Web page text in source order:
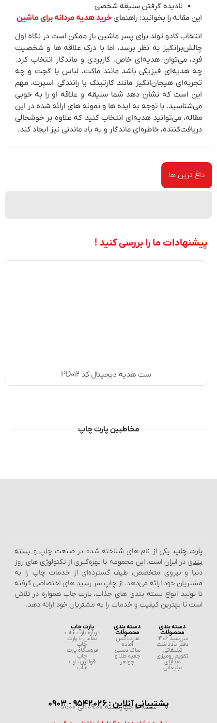
نادیده گرفتن سلیقه شخصی
این مقاله را بخوانید: راهنمای خرید هدیه مردانه برای ماشین
انتخاب کادو تولد برای پسر ماشین باز ممکن است در نگاه اول
چالش‌برانگیز به نظر برسد، اما با درک علاقه ها و شخصیت
فرد، می‌توان هدیه‌ای خاص، کاربردی و ماندگار انتخاب کرد.
چه هدیه‌ای فیزیکی باشد مانند ماکت، لباس یا گجت و چه
تجربه‌ای هیجان‌انگیز مانند کارتینگ یا رانندگی اسپرت، مهم
این است که نشان دهد شما سلیقه و علاقه او را به خوبی
می‌شناسید. با توجه به ایده ها و نمونه‌ های ارائه شده در این
مقاله، می‌توانید هدیه‌ای انتخاب کنید که علاوه بر خوشحالی
دریافت‌کننده، خاطره‌ای ماندگار و به‌ یاد ماندنی نیز ایجاد کند.
داغ ترین ها
پیشنهادات ما را بررسی کنید !
ست هدیه دیجیتال کد PD۰۱۲
مخاطبین پارت چاپ
پارت چاپ، یکی از نام‌ های شناخته شده در صنعت چاپ و بسته‌
بندی در ایران است. این مجموعه با بهره‌گیری از تکنولوژی‌ های روز
دنیا و نیروی متخصص، طیف گسترده‌ای از خدمات چاپ را به
مشتریان خود ارائه می‌دهد. از چاپ سر رسید های اختصاصی گرفته
تا تولید انواع بسته‌ بندی‌ های جذاب، پارت چاپ همواره در تلاش
است تا بهترین کیفیت و خدمات را به مشتریان خود ارائه دهد.
دسته بندی
محصولات
سررسید 1406
دفتر یادداشت
تبلیغاتی
تقویم رومیزی
هدایای
تبلیغاتی
دسته بندی
محصولات
هاردباکس
آماده
ساک دستی
جعبه طلا و
جواهر
پارت چاپ
درباره پارت چاپ
تماس با پارت
چاپ
فروشگاه پارت
چاپ
قوانین پارت
چاپ
پشتیبانی آنلاین : 9542026 - 0903
شنبه تا چهارشنبه 09:00 الی 18:00